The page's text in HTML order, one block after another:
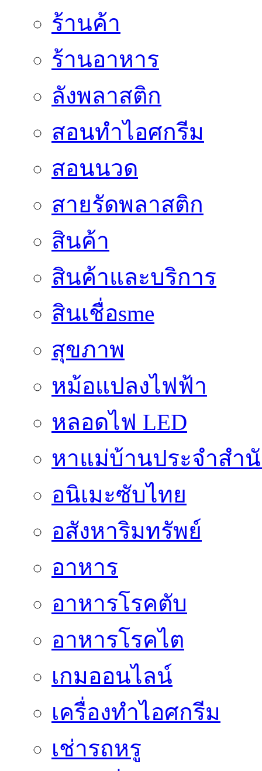
ร้านค้า
ร้านอาหาร
ลังพลาสติก
สอนทำไอศกรีม
สอนนวด
สายรัดพลาสติก
สินค้า
สินค้าและบริการ
สินเชื่อsme
สุขภาพ
หม้อแปลงไฟฟ้า
หลอดไฟ LED
หาแม่บ้านประจำสำ
อนิเมะซับไทย
อสังหาริมทรัพย์
อาหาร
อาหารโรคตับ
อาหารโรคไต
เกมออนไลน์
เครื่องทำไอศกรีม
เช่ารถหรู